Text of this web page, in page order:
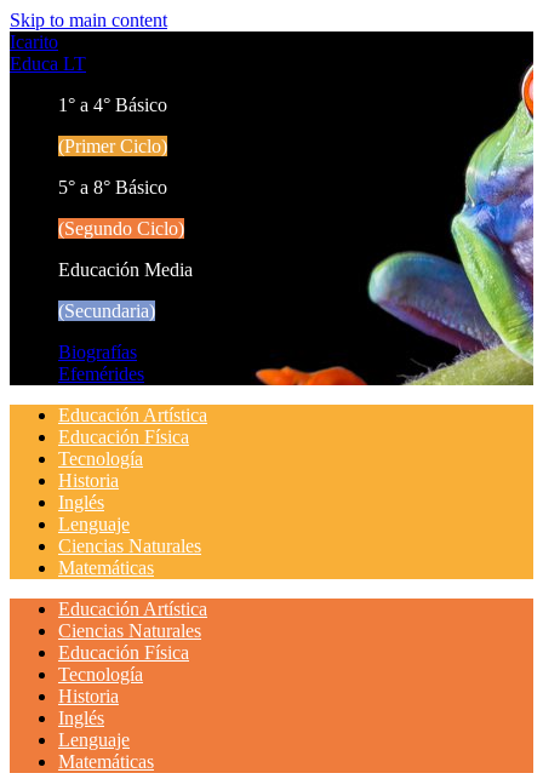
Skip to main content
Icarito
Educa LT
1° a 4° Básico
(Primer Ciclo)
5° a 8° Básico
(Segundo Ciclo)
Educación Media
(Secundaria)
Biografías
Efemérides
Educación Artística
Educación Física
Tecnología
Historia
Inglés
Lenguaje
Ciencias Naturales
Matemáticas
Educación Artística
Ciencias Naturales
Educación Física
Tecnología
Historia
Inglés
Lenguaje
Matemáticas